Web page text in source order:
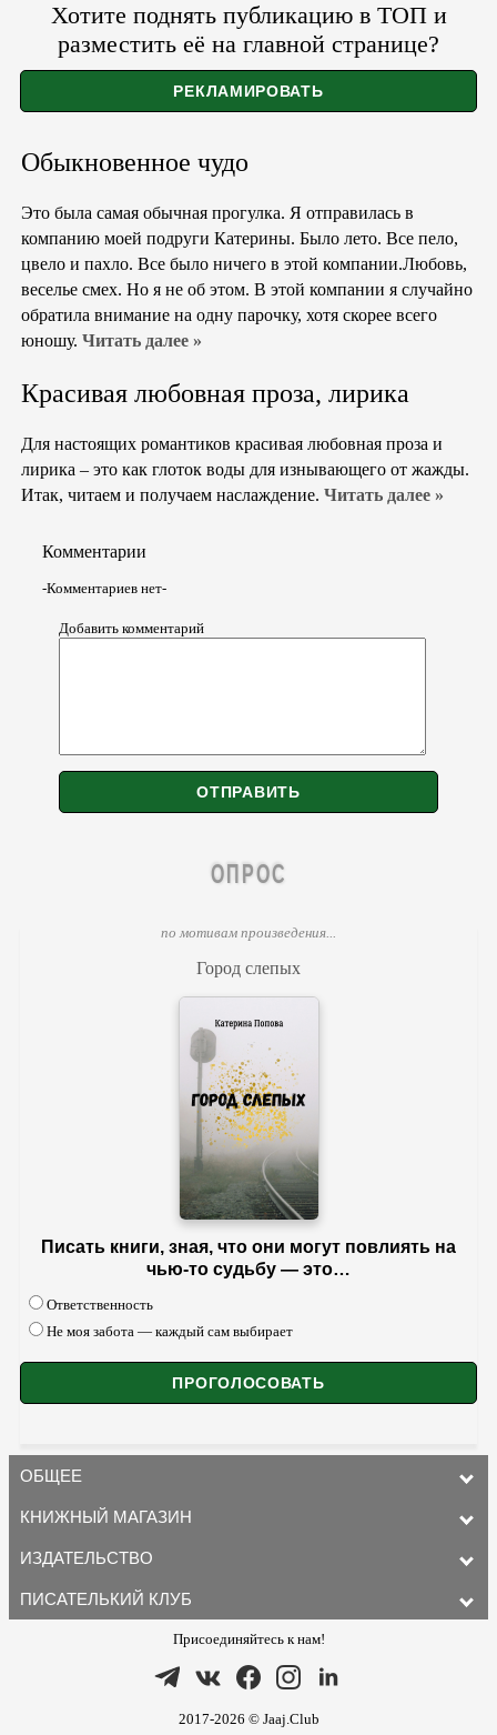
Хотите поднять публикацию в ТОП и
разместить её на главной странице?
Обыкновенное чудо
Это была самая обычная прогулка. Я отправилась в
компанию моей подруги Катерины. Было лето. Все пело,
цвело и пахло. Все было ничего в этой компании.Любовь,
веселье смех. Но я не об этом. В этой компании я случайно
обратила внимание на одну парочку, хотя скорее всего
юношу. Читать далее »
Красивая любовная проза, лирика
Для настоящих романтиков красивая любовная проза и
лирика – это как глоток воды для изнывающего от жажды.
Итак, читаем и получаем наслаждение. Читать далее »
Комментарии
-Комментариев нет-
Добавить комментарий
ОПРОС
по мотивам произведения...
Город слепых
Писать книги, зная, что они могут повлиять на
чью-то судьбу — это…
Ответственность
Не моя забота — каждый сам выбирает
ОБЩЕЕ
КНИЖНЫЙ МАГАЗИН
ИЗДАТЕЛЬСТВО
ПИСАТЕЛЬКИЙ КЛУБ
Присоединяйтесь к нам!
2017-2026 © Jaaj.Club